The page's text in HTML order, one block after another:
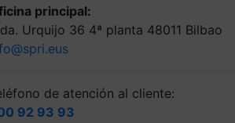
principal:
Urquijo 36 4ª planta 48011 Bilbao
de atención al cliente:
92 93 93